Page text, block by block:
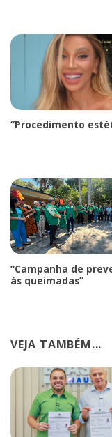
“Procedimento
“Campanha de
às queimadas”
VEJA TAMBÉM...